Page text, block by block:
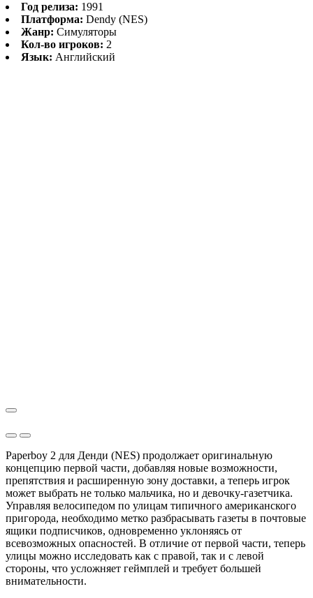
Год релиза: 1991
Платформа: Dendy (NES)
Жанр: Симуляторы
Кол-во игроков: 2
Язык: Английский
Paperboy 2 для Денди (NES) продолжает оригинальную
концепцию первой части, добавляя новые возможности,
препятствия и расширенную зону доставки, а теперь игрок
может выбрать не только мальчика, но и девочку-газетчика.
Управляя велосипедом по улицам типичного американского
пригорода, необходимо метко разбрасывать газеты в почтовые
ящики подписчиков, одновременно уклоняясь от
всевозможных опасностей. В отличие от первой части, теперь
улицы можно исследовать как с правой, так и с левой
стороны, что усложняет геймплей и требует большей
внимательности.